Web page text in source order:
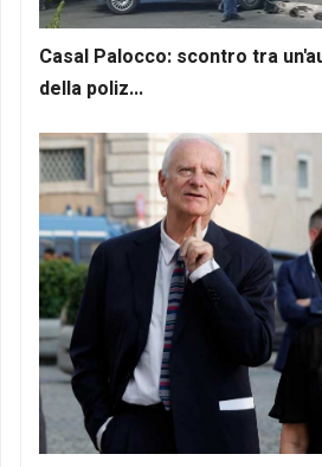
Casal Palocco: scontro tra
della poliz...